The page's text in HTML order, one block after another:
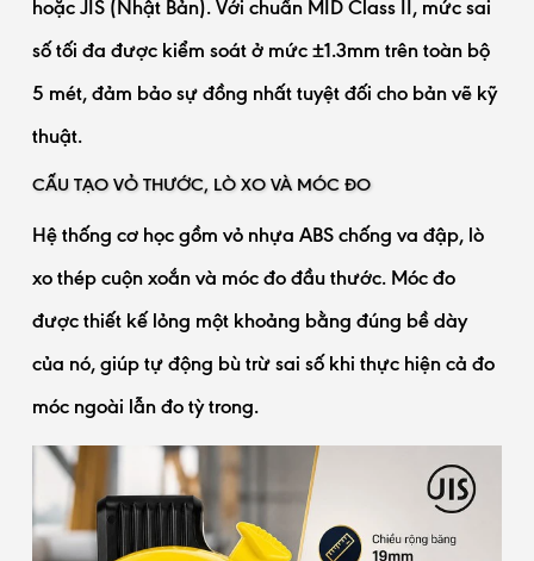
hoặc JIS (Nhật Bản). Với chuẩn MID Class II, mức sai
số tối đa được kiểm soát ở mức ±1.3mm trên toàn bộ
5 mét, đảm bảo sự đồng nhất tuyệt đối cho bản vẽ kỹ
thuật.
CẤU TẠO VỎ THƯỚC, LÒ XO VÀ MÓC ĐO
Hệ thống cơ học gồm vỏ nhựa ABS chống va đập, lò
xo thép cuộn xoắn và móc đo đầu thước. Móc đo
được thiết kế lỏng một khoảng bằng đúng bề dày
của nó, giúp tự động bù trừ sai số khi thực hiện cả đo
móc ngoài lẫn đo tỳ trong.